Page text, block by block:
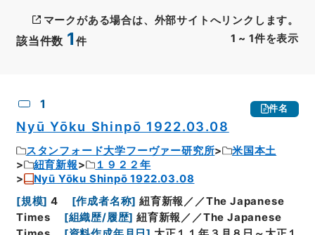
該当件数 1 件 1 ~ 1件を表示
マークがある場合は、外部サイトへリンクします。
1 件名
Nyū Yōku Shinpō 1922.03.08
スタンフォード大学フーヴァー研究所
米国本土
紐育新報
１９２２年
Nyū Yōku Shinpō 1922.03.08
[規模] 4 [作成者名称] 紐育新報／／The Japanese
Times
[組織歴/履歴] 紐育新報／／The Japanese